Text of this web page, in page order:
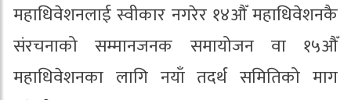
महाधिवेशनलाई स्वीकार नगरेर १४औँ महाधिवेशनकै
संरचनाको सम्मानजनक समायोजन वा १५औँ
महाधिवेशनका लागि नयाँ तदर्थ समितिको माग